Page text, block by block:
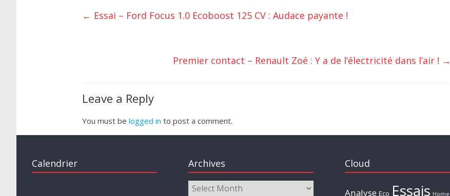
← Essai – Ford Focus 1.0 Ecoboost 125 CV : Audace payante !
Premier contact – Renault Zoé : Y a de l’électricité dans l’air ! →
Leave a Reply
You must be logged in to post a comment.
Calendrier Archives Cloud
Analyse Eco Essais Home